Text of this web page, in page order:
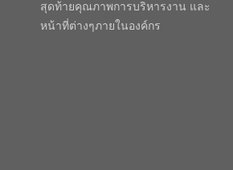
สุดท้ายคุณภาพการบริหารงาน และ
หน้าที่ต่างๆภายในองค์กร